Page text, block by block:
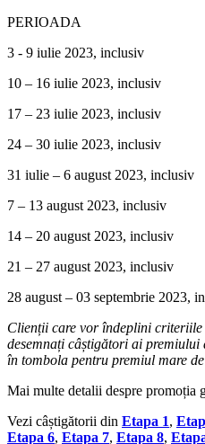
PERIOADA
3 - 9 iulie 2023, inclusiv
10 – 16 iulie 2023, inclusiv
17 – 23 iulie 2023, inclusiv
24 – 30 iulie 2023, inclusiv
31 iulie – 6 august 2023, inclusiv
7 – 13 august 2023, inclusiv
14 – 20 august 2023, inclusiv
21 – 27 august 2023, inclusiv
28 august – 03 septembrie 2023,
Clienții care vor îndeplini
desemnați câștigători ai
în tombola pentru premiul mare
Mai multe detalii despre promoția
Vezi câștigătorii din Etapa 1,
Etapa 6, Etapa 7, Etapa 8,